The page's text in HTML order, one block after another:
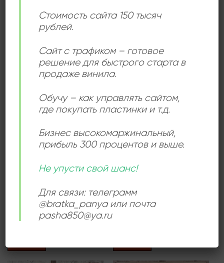
Продается: Интернет-магазин
1200,00
Продано
Add to
wishlist
БОЛЕРО
Quererte
1800,00₽
Продается: Интернет-магазин
1200,00
Стоимость сайта 150 тысяч
рублей.
Сайт с трафиком – готовое
решение для быстрого старта в
продаже винила.
Обучу – как управлять сайтом,
где покупать пластинки и т.д.
Бизнес высокомаржинальный,
прибыль 300 процентов и выше.
Не упусти свой шанс!
Для связи: телеграмм
@bratka_panya или почта
pasha850@ya.ru